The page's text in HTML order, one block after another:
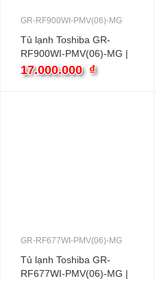
GR-RF900WI-PMV(06)-MG
Tủ lạnh Toshiba GR-
RF900WI-PMV(06)-MG |
758L 4 cánh inverter
17.000.000 ₫
GR-RF677WI-PMV(06)-MG
Tủ lạnh Toshiba GR-
RF677WI-PMV(06)-MG |